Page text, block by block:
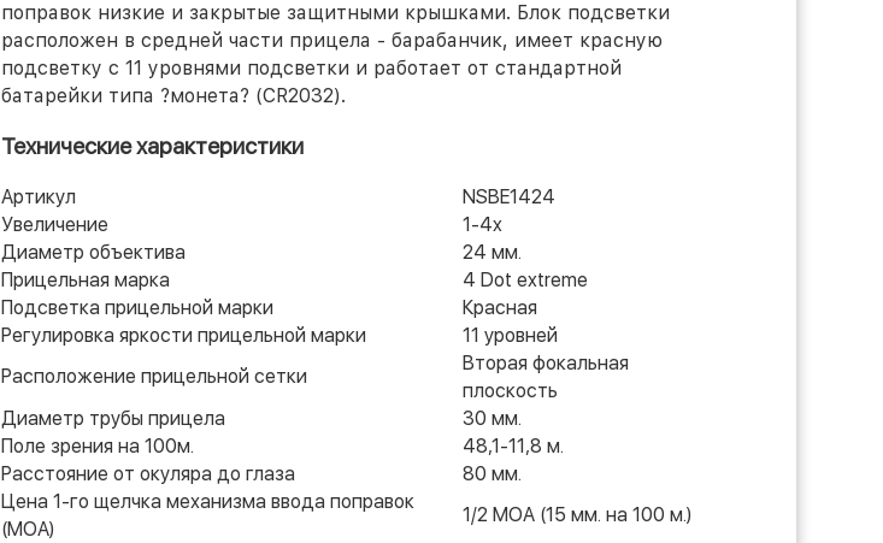
поправок низкие и закрытые защитными крышками. Блок подсветки
расположен в средней части прицела - барабанчик, имеет красную
подсветку с 11 уровнями подсветки и работает от стандартной
батарейки типа ?монета? (CR2032).
Технические характеристики
Артикул
NSBE1424
Увеличение
1-4x
Диаметр объектива
24 мм.
Прицельная марка
4 Dot extreme
Подсветка прицельной марки
Красная
Регулировка яркости прицельной марки
11 уровней
Расположение прицельной сетки
Вторая фокальная
плоскость
Диаметр трубы прицела
30 мм.
Поле зрения на 100м.
48,1-11,8 м.
Расстояние от окуляра до глаза
80 мм.
Цена 1-го щелчка механизма ввода поправок
(МОА)
1/2 МОА (15 мм. на 100 м.)